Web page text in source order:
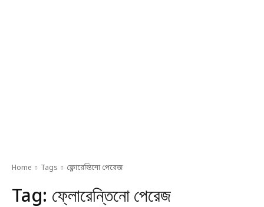
Home Tags ফ্লোরেন্তিনো পেরেজ
Tag: ফ্লোরেন্তিনো পেরেজ